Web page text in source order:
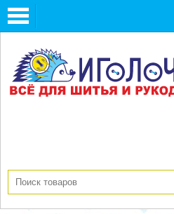
Toggle
navigation